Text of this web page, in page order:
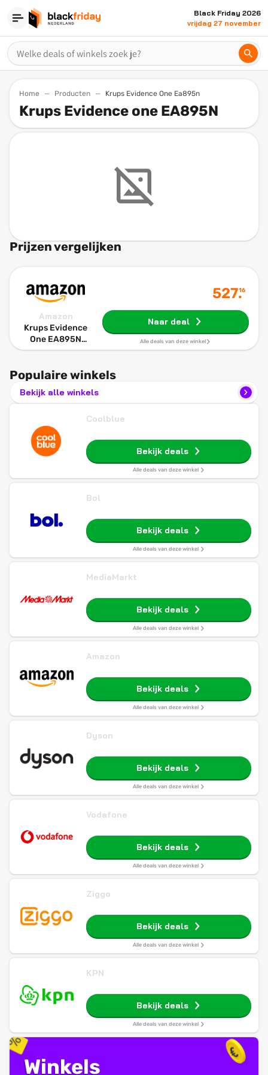
Black Friday 2026
vrijdag 27 november
Home Producten Krups Evidence One Ea895n
Krups Evidence one EA895N
Prijzen vergelijken
Amazon
Krups Evidence
One EA895N
Volautomatische
Handig
verschillende
527.
16
Naar deal
Alle deals van deze winkel
Populaire winkels
Bekijk alle winkels
Coolblue
Bekijk deals
Alle deals van deze winkel
Bol
Bekijk deals
Alle deals van deze winkel
MediaMarkt
Bekijk deals
Alle deals van deze winkel
Amazon
Bekijk deals
Alle deals van deze winkel
Dyson
Bekijk deals
Alle deals van deze winkel
Vodafone
Bekijk deals
Alle deals van deze winkel
Ziggo
Bekijk deals
Alle deals van deze winkel
KPN
Bekijk deals
Alle deals van deze winkel
Winkels